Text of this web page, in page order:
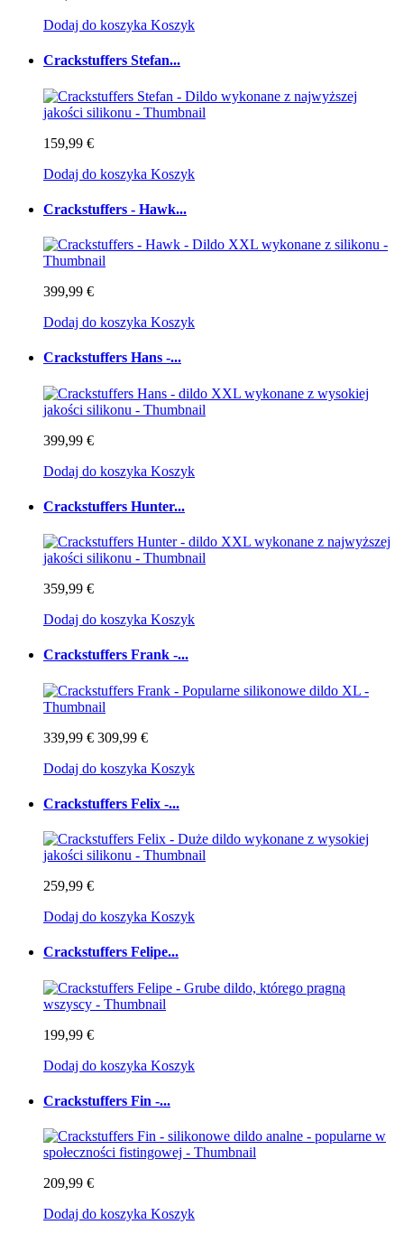
Dodaj do koszyka Koszyk
Crackstuffers Stefan...
159,99 €
Dodaj do koszyka Koszyk
Crackstuffers - Hawk...
399,99 €
Dodaj do koszyka Koszyk
Crackstuffers Hans -...
399,99 €
Dodaj do koszyka Koszyk
Crackstuffers Hunter...
359,99 €
Dodaj do koszyka Koszyk
Crackstuffers Frank -...
339,99 € 309,99 €
Dodaj do koszyka Koszyk
Crackstuffers Felix -...
259,99 €
Dodaj do koszyka Koszyk
Crackstuffers Felipe...
199,99 €
Dodaj do koszyka Koszyk
Crackstuffers Fin -...
209,99 €
Dodaj do koszyka Koszyk